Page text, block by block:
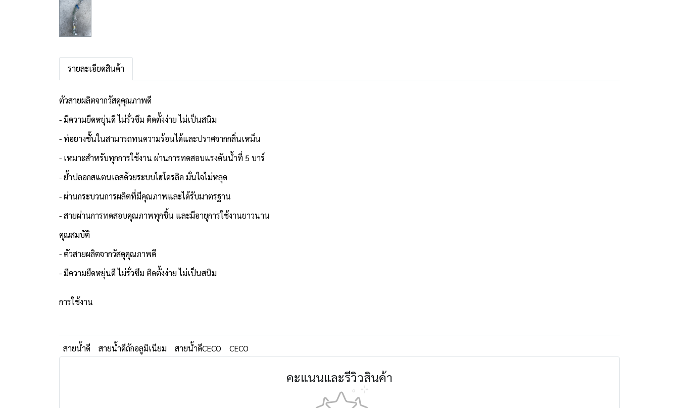
รายละเอียดสินค้า
ตัวสายผลิตจากวัสดุคุณภาพดี
- มีความยืดหยุ่นดี ไม่รั่วซึม ติดตั้งง่าย ไม่เป็นสนิม
- ท่อยางชั้นในสามารถทนความร้อนได้และปราศจากกลิ่นเหม็น
- เหมาะสำหรับทุกการใช้งาน ผ่านการทดสอบแรงดันน้ำที่ 5 บาร์
- ย้ำปลอกสแตนเลสด้วยระบบไฮโดรลิค มั่นใจไม่หลุด
- ผ่านกระบวนการผลิตที่มีคุณภาพและได้รับมาตรฐาน
- สายผ่านการทดสอบคุณภาพทุกชิ้น และมีอายุการใช้งานยาวนาน
คุณสมบัติ
- ตัวสายผลิตจากวัสดุคุณภาพดี
- มีความยืดหยุ่นดี ไม่รั่วซึม ติดตั้งง่าย ไม่เป็นสนิม
การใช้งาน
สายน้ำดี สายน้ำดีถักอลูมิเนียม สายน้ำดีCECO CECO
คะแนนและรีวิวสินค้า